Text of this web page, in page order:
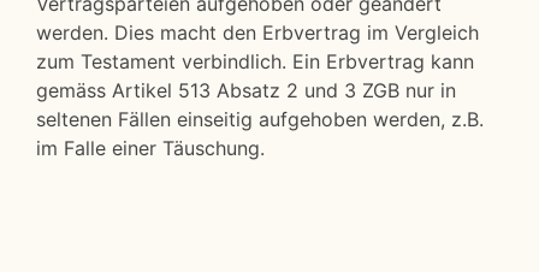
werden. Dies macht den Erbvertrag im Vergleich
zum Testament verbindlich. Ein Erbvertrag kann
gemäss Artikel 513 Absatz 2 und 3 ZGB nur in
seltenen Fällen einseitig aufgehoben werden, z.B.
im Falle einer Täuschung.